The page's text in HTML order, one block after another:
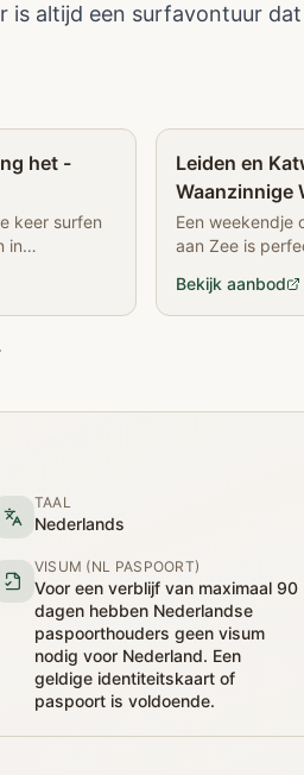
is altijd een surfavontuur
het -
keer surfen
in
Leiden en
Waanzinnige
Een weekendje
aan Zee is
Bekijk aanbod
TAAL
Nederlands
VISUM (NL PASPOORT)
Voor een verblijf van maximaal 90
dagen hebben Nederlandse
paspoorthouders geen visum
nodig voor Nederland. Een
geldige identiteitskaart of
paspoort is voldoende.